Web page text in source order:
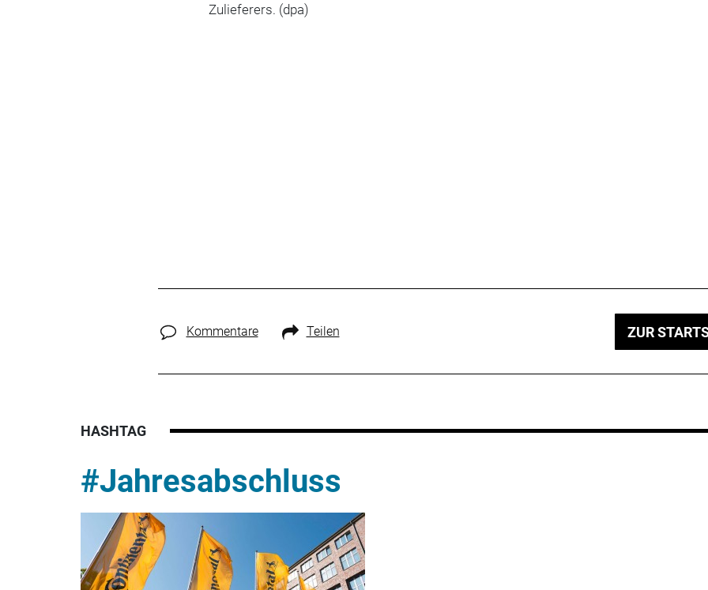
Zulieferers. (dpa)
Kommentare Teilen ZUR
HASHTAG
#Jahresabschluss